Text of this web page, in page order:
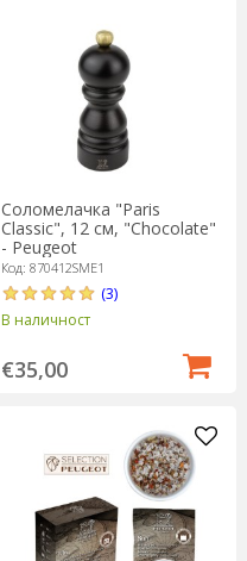
Соломелачка "Paris
Classic", 12 см, "Chocolate"
- Peugeot
Код: 870412SME1
(3)
В наличност
€35,00